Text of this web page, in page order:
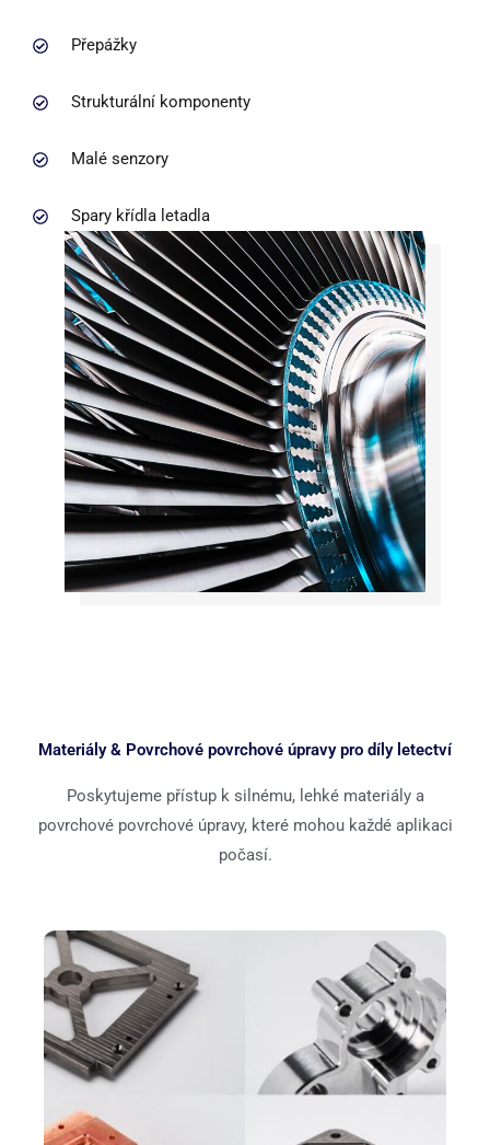
Přepážky
Strukturální komponenty
Malé senzory
Spary křídla letadla
Materiály & Povrchové povrchové úpravy pro díly letectví
Poskytujeme přístup k silnému, lehké materiály a
povrchové povrchové úpravy, které mohou každé aplikaci
počasí.